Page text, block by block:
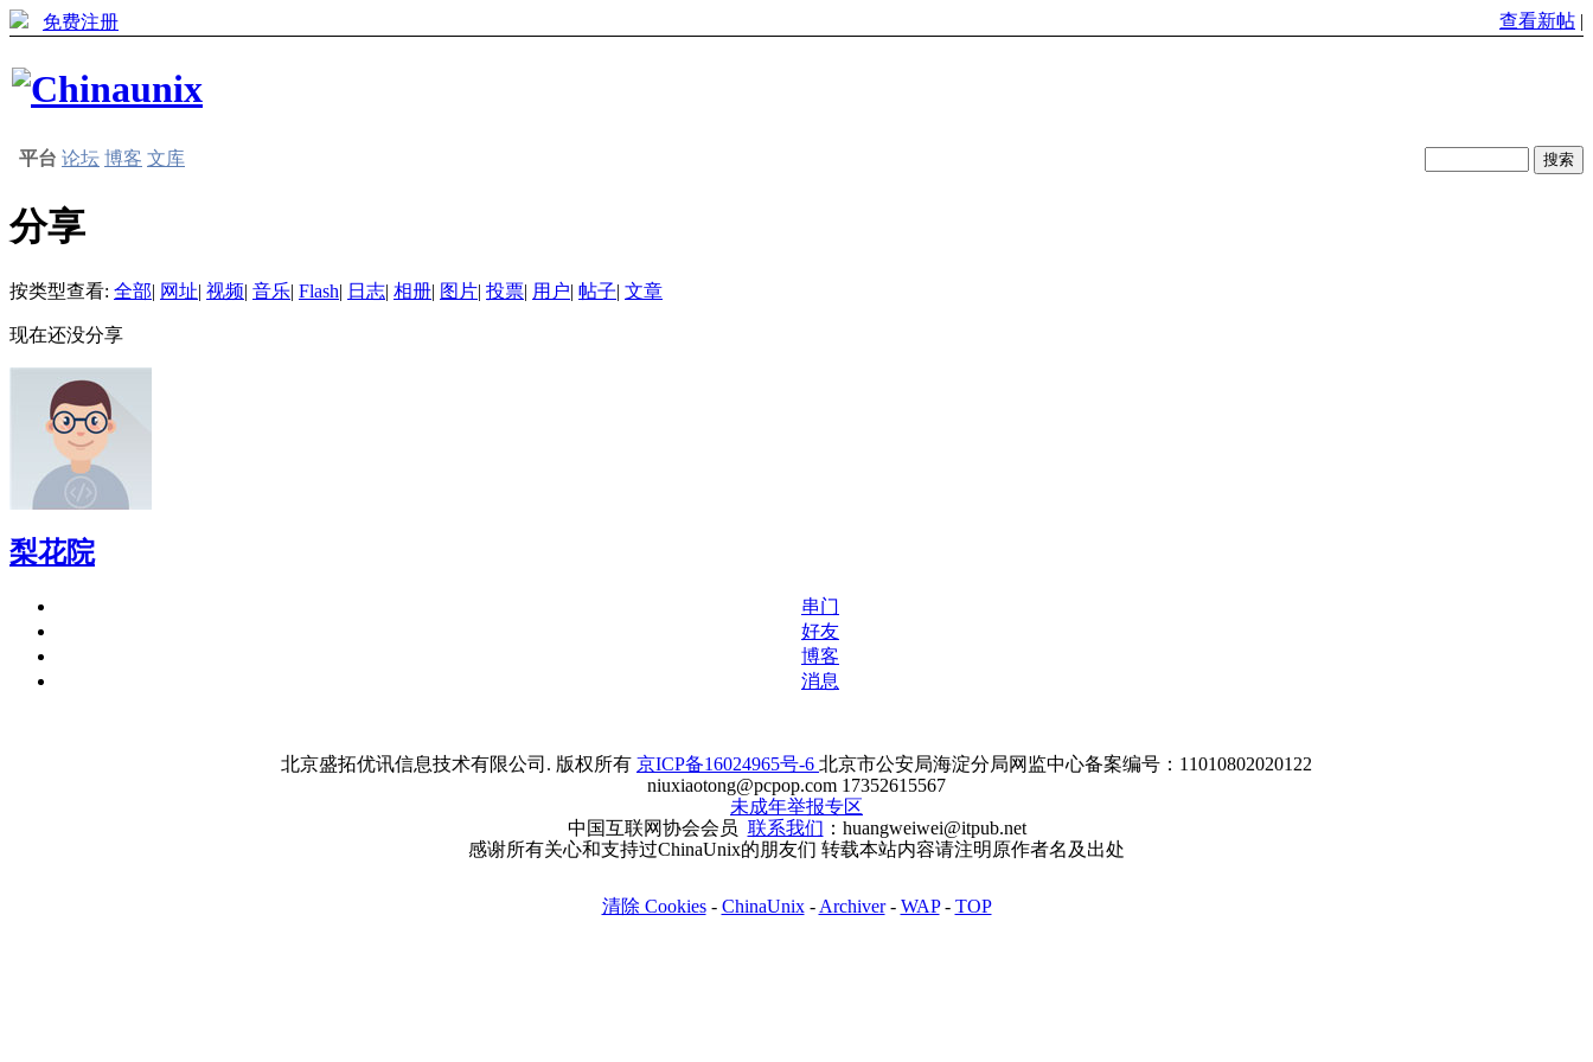
免费注册 查看新帖 |
平台 论坛 博客 文库
分享
按类型查看: 全部| 网址| 视频| 音乐| Flash| 日志| 相册| 图片| 投票| 用户| 帖子| 文章
现在还没分享
梨花院
串门
好友
博客
消息
北京盛拓优讯信息技术有限公司. 版权所有 京ICP备16024965号-6 北京市公安局海淀分局网监中心备案编号：11010802020122
niuxiaotong@pcpop.com 17352615567
未成年举报专区
中国互联网协会会员 联系我们 ：huangweiwei@itpub.net
感谢所有关心和支持过ChinaUnix的朋友们 转载本站内容请注明原作者名及出处
清除 Cookies- ChinaUnix- Archiver- WAP- TOP